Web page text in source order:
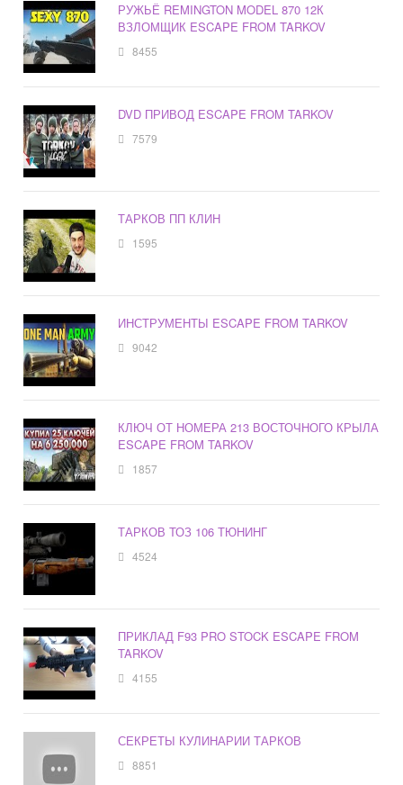
РУЖЬЁ REMINGTON MODEL 870 12К
ВЗЛОМЩИК ESCAPE FROM TARKOV
8455
DVD ПРИВОД ESCAPE FROM TARKOV
7579
ТАРКОВ ПП КЛИН
1595
ИНСТРУМЕНТЫ ESCAPE FROM TARKOV
9042
КЛЮЧ ОТ НОМЕРА 213 ВОСТОЧНОГО КРЫЛА
ESCAPE FROM TARKOV
1857
ТАРКОВ ТОЗ 106 ТЮНИНГ
4524
ПРИКЛАД F93 PRO STOCK ESCAPE FROM
TARKOV
4155
СЕКРЕТЫ КУЛИНАРИИ ТАРКОВ
8851